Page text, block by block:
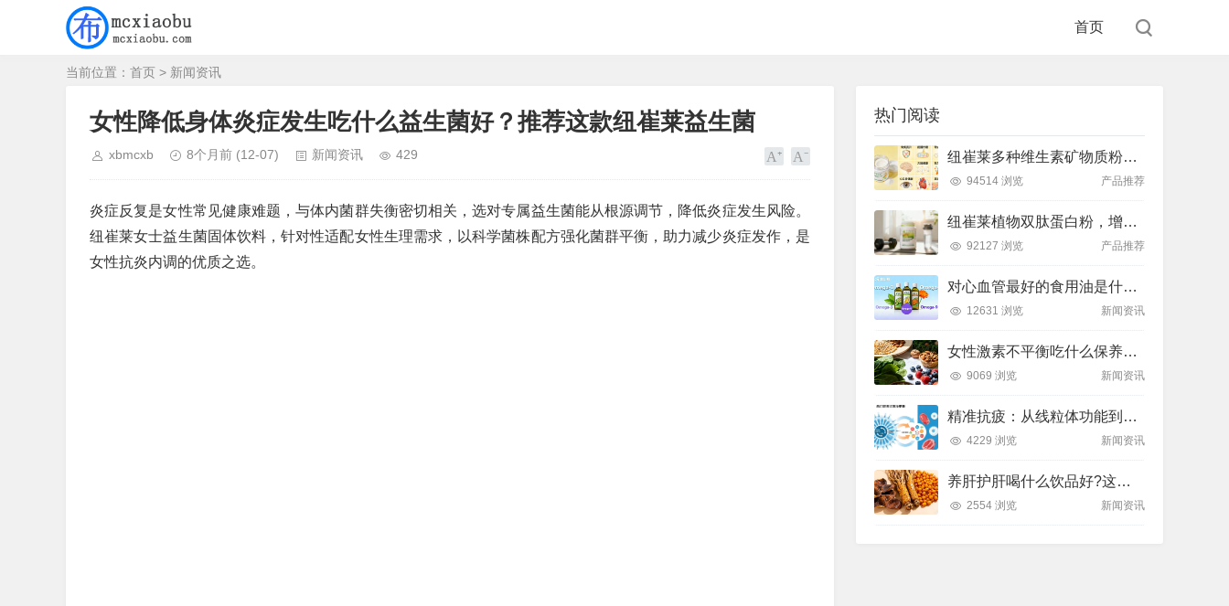
首页
当前位置： 首页 > 新闻资讯
女性降低身体炎症发生吃什么益生菌好？推荐这款纽崔莱益生菌
xbmcxb 8个月前 (12-07) 新闻资讯 429
炎症反复是女性常见健康难题，与体内菌群失衡密切相关，选对专属益生菌能从根源调节，降低炎症发生风险。
纽崔莱女士益生菌固体饮料，针对性适配女性生理需求，以科学菌株配方强化菌群平衡，助力减少炎症发作，是
女性抗炎内调的优质之选。
热门阅读
纽崔莱多种维生素矿物质粉，小金粉守护全天健康活力
94514 浏览 产品推荐
纽崔莱植物双肽蛋白粉，增肌补充蛋白质好帮手
92127 浏览 产品推荐
对心血管最好的食用油是什么油？推荐吃这款安利油品
12631 浏览 新闻资讯
女性激素不平衡吃什么保养片可以调节？推荐吃这款纽崔莱保养片
9069 浏览 新闻资讯
精准抗疲：从线粒体功能到造血机制，热门营养方案全解析
4229 浏览 新闻资讯
养肝护肝喝什么饮品好?这款纽崔莱饮品别错过
2554 浏览 新闻资讯